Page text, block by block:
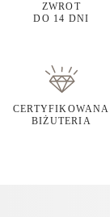
ZWROT
DO 14 DNI
CERTYFIKOWANA
BIŻUTERIA